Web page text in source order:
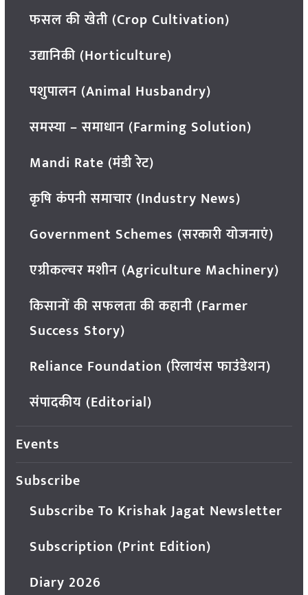
फसल की खेती (Crop Cultivation)
उद्यानिकी (Horticulture)
पशुपालन (Animal Husbandry)
समस्या – समाधान (Farming Solution)
Mandi Rate (मंडी रेट)
कृषि कंपनी समाचार (Industry News)
Government Schemes (सरकारी योजनाएं)
एग्रीकल्चर मशीन (Agriculture Machinery)
किसानों की सफलता की कहानी (Farmer
Success Story)
Reliance Foundation (रिलायंस फाउंडेशन)
संपादकीय (Editorial)
Events
Subscribe
Subscribe To Krishak Jagat Newsletter
Subscription (Print Edition)
Diary 2026